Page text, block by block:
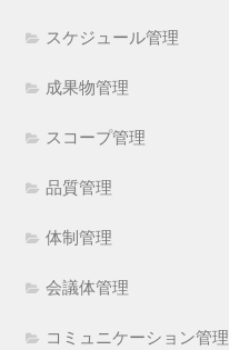
スケジュール管理
成果物管理
スコープ管理
品質管理
体制管理
会議体管理
コミュニケーション管理